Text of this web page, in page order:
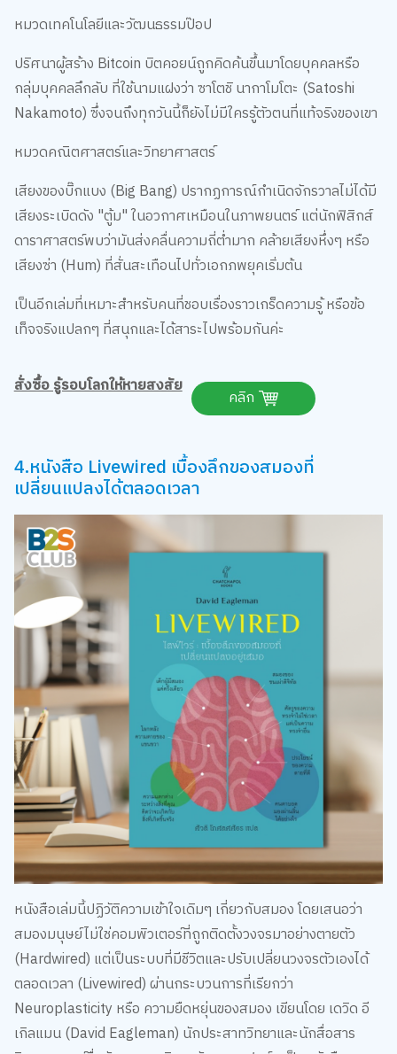
หมวดเทคโนโลยีและวัฒนธรรมป๊อป
ปริศนาผู้สร้าง Bitcoin บิตคอยน์ถูกคิดค้นขึ้นมาโดยบุคคลหรือ
กลุ่มบุคคลลึกลับ ที่ใช้นามแฝงว่า ซาโตชิ นากาโมโตะ (Satoshi
Nakamoto) ซึ่งจนถึงทุกวันนี้ก็ยังไม่มีใครรู้ตัวตนที่แท้จริงของเขา
หมวดคณิตศาสตร์และวิทยาศาสตร์
เสียงของบิ๊กแบง (Big Bang) ปรากฏการณ์กำเนิดจักรวาลไม่ได้มี
เสียงระเบิดดัง "ตู้ม" ในอวกาศเหมือนในภาพยนตร์ แต่นักฟิสิกส์
ดาราศาสตร์พบว่ามันส่งคลื่นความถี่ต่ำมาก คล้ายเสียงหึ่งๆ หรือ
เสียงซ่า (Hum) ที่สั่นสะเทือนไปทั่วเอกภพยุคเริ่มต้น
เป็นอีกเล่มที่เหมาะสำหรับคนที่ชอบเรื่องราวเกร็ดความรู้ หรือข้อ
เท็จจริงแปลกๆ ที่สนุกและได้สาระไปพร้อมกันค่ะ
สั่งซื้อ รู้รอบโลกให้หายสงสัย
คลิก
4.หนังสือ Livewired เบื้องลึกของสมองที่
เปลี่ยนแปลงได้ตลอดเวลา
หนังสือเล่มนี้ปฏิวัติความเข้าใจเดิมๆ เกี่ยวกับสมอง โดยเสนอว่า
สมองมนุษย์ไม่ใช่คอมพิวเตอร์ที่ถูกติดตั้งวงจรมาอย่างตายตัว
(Hardwired) แต่เป็นระบบที่มีชีวิตและปรับเปลี่ยนวงจรตัวเองได้
ตลอดเวลา (Livewired) ผ่านกระบวนการที่เรียกว่า
Neuroplasticity หรือ ความยืดหยุ่นของสมอง เขียนโดย เดวิด อี
เกิลแมน (David Eagleman) นักประสาทวิทยาและนักสื่อสาร